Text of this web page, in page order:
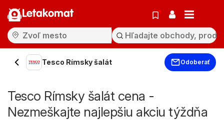
Letakomat
Tesco Rímsky šalát Odoberať
Tesco Rímsky šalát cena -
Nezmeškajte najlepšiu akciu týždňa